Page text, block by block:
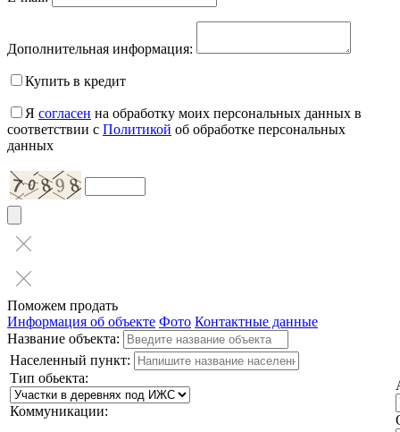
Дополнительная информация:
Купить в кредит
Я согласен на обработку моих персональных данных в
соответствии с Политикой об обработке персональных
данных
Поможем продать
Информация об объекте Фото Контактные данные
Название объекта:
Населенный пункт:
Тип обьекта:
Коммуникации: